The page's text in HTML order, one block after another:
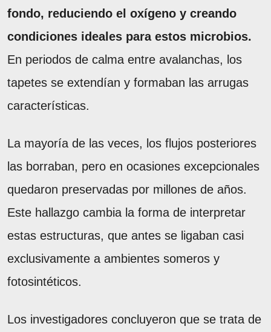
fondo, reduciendo el oxígeno y creando
condiciones ideales para estos microbios.
En periodos de calma entre avalanchas, los
tapetes se extendían y formaban las arrugas
características.
La mayoría de las veces, los flujos posteriores
las borraban, pero en ocasiones excepcionales
quedaron preservadas por millones de años.
Este hallazgo cambia la forma de interpretar
estas estructuras, que antes se ligaban casi
exclusivamente a ambientes someros y
fotosintéticos.
Los investigadores concluyeron que se trata de